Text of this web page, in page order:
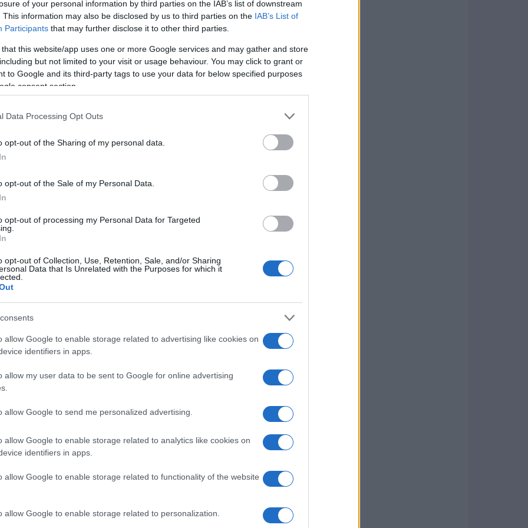
of your personal information by third parties on the IAB’s list of downstream
This information may also be disclosed by us to third parties on the IAB’s List of
Participants that may further disclose it to other third parties.
that this website/app uses one or more Google services and may gather and store
but not limited to your visit or usage behaviour. You may click to grant or
to Google and its third-party tags to use your data for below specified purposes
consent section.
Data Processing Opt Outs
opt-out of the Sharing of my personal data.
opt-out of the Sale of my Personal Data.
opt-out of processing my Personal Data for Targeted
opt-out of Collection, Use, Retention, Sale, and/or Sharing
Data that Is Unrelated with the Purposes for which it
allow Google to enable storage related to advertising like cookies on
identifiers in apps.
allow my user data to be sent to Google for online advertising
allow Google to send me personalized advertising.
allow Google to enable storage related to analytics like cookies on
identifiers in apps.
allow Google to enable storage related to functionality of the website
allow Google to enable storage related to personalization.
forgiato un attore di straordinaria profondità e
alla televisione non è stato privo di sfide.
shock culturale, dovuto alle differenze
americani. Questo contrasto ha
un’opportunità di crescita personale e
è avvenuto con il leggendario franchise
Luc Picard, ha dato vita a un personaggio
integrità. La serie originale ha aperto la
il suo spin-off, Star Trek: The Next
icona. La capacità di Stewart di incarnare un
l’immaginazione di milioni di fan,
culturale. La sua evoluzione come attore è
la serietà del suo ruolo con momenti di